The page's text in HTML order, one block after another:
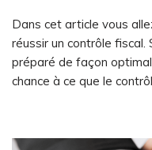
Dans cet article vous
réussir un contrôle fiscal.
préparé de façon
chance à ce que le